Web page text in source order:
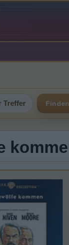
Treffer Finden